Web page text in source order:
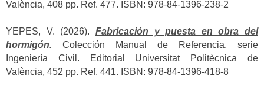
València, 408 pp. Ref. 477. ISBN: 978-84-1396-238-2
YEPES, V. (2026). Fabricación y puesta en obra del
hormigón. Colección Manual de Referencia, serie
Ingeniería Civil. Editorial Universitat Politècnica de
València, 452 pp. Ref. 441. ISBN: 978-84-1396-418-8